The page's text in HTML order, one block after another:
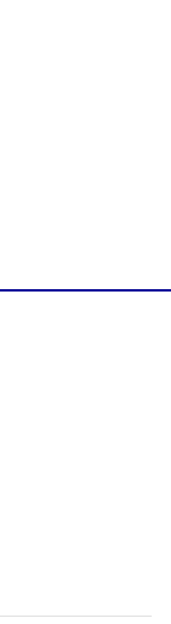
Twitter)
email